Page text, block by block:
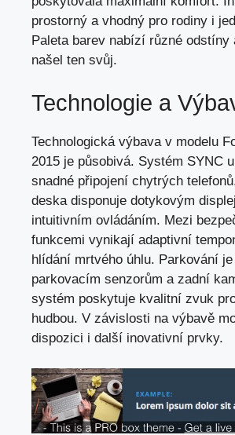
prostorný a vhodný pro rodiny i
Paleta barev nabízí různé odstíny
našel ten svůj.
Technologie a
Technologická výbava v modelu
2015 je působivá. Systém SYNC
snadné připojení chytrých
deska disponuje dotykovým
intuitivním ovládáním. Mezi
funkcemi vynikají adaptivní
hlídání mrtvého úhlu. Parkování
parkovacím senzorům a zadní
systém poskytuje kvalitní zvuk
hudbou. V závislosti na výbavě
dispozici i další inovativní prvky.